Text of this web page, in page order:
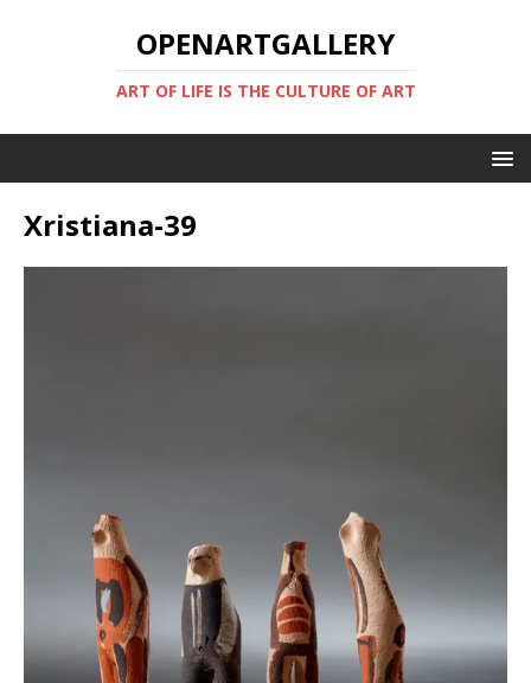
OPENARTGALLERY
ART OF LIFE IS THE CULTURE OF ART
Xristiana-39